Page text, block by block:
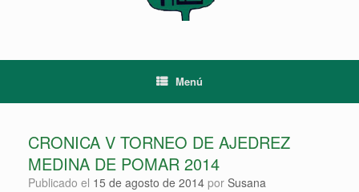
Menú
CRONICA V TORNEO DE AJEDREZ
MEDINA DE POMAR 2014
Publicado el 15 de agosto de 2014 por Susana